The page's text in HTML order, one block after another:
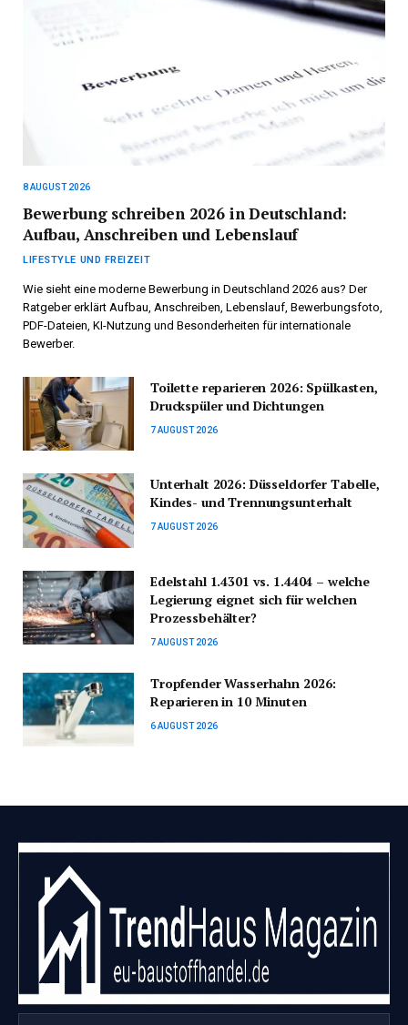
8 AUGUST 2026
Bewerbung schreiben 2026 in Deutschland:
Aufbau, Anschreiben und Lebenslauf
LIFESTYLE UND FREIZEIT
Wie sieht eine moderne Bewerbung in Deutschland 2026 aus? Der
Ratgeber erklärt Aufbau, Anschreiben, Lebenslauf, Bewerbungsfoto,
PDF-Dateien, KI-Nutzung und Besonderheiten für internationale
Bewerber.
Toilette reparieren 2026: Spülkasten,
Druckspüler und Dichtungen
7 AUGUST 2026
Unterhalt 2026: Düsseldorfer Tabelle,
Kindes- und Trennungsunterhalt
7 AUGUST 2026
Edelstahl 1.4301 vs. 1.4404 – welche
Legierung eignet sich für welchen
Prozessbehälter?
7 AUGUST 2026
Tropfender Wasserhahn 2026:
Reparieren in 10 Minuten
6 AUGUST 2026